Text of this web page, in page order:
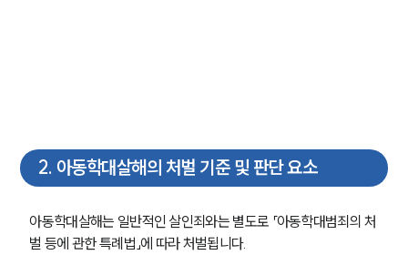
2. 아동학대살해의 처벌 기준 및 판단 요소
아동학대살해는 일반적인 살인죄와는 별도로 「아동학대범죄의 처
벌 등에 관한 특례법」에 따라 처벌됩니다.